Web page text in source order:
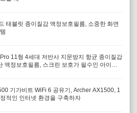
태블릿 종이질감 액정보호필름, 소중한 화면
11형 4세대 저반사 지문방지 항균 종이질감
액정보호필름, 스크린 보호가 필수인 아이패
기가비트 WiFi 6 공유기, Archer AX1500, 1
적인 인터넷 환경을 구축하자